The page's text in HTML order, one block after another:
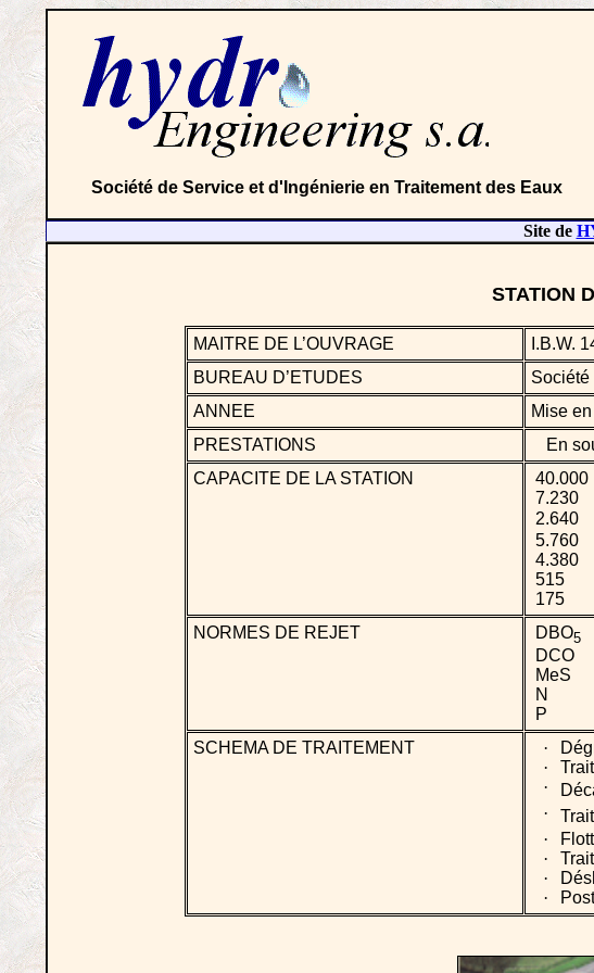
Société de Service et d'Ingénierie en Traitement des Eaux
Site de
STATION
MAITRE DE L’OUVRAGE
I.B.W.
BUREAU D’ETUDES
Société
ANNEE
Mise
PRESTATIONS
En
CAPACITE DE LA STATION
40.000
7.230
2.640
5.760
4.380
515
175
NORMES DE REJET
DBO5
DCO
MeS
N
P
SCHEMA DE TRAITEMENT ·
·
·
·
·
·
·
·